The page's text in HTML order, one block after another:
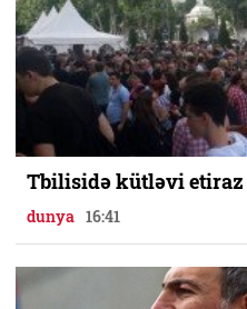
Tbilisidə kütləvi etiraz
dunya 16:41